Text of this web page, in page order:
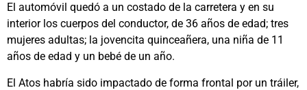
El automóvil quedó a un costado de la carretera y en su
interior los cuerpos del conductor, de 36 años de edad; tres
mujeres adultas; la jovencita quinceañera, una niña de 11
años de edad y un bebé de un año.
El Atos habría sido impactado de forma frontal por un tráiler,